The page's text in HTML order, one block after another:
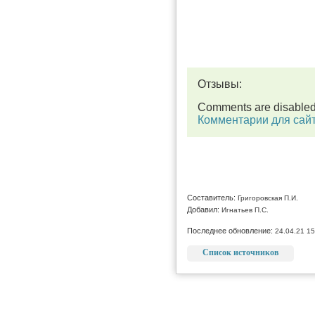
Отзывы:
Comments are disabled
Комментарии для
Составитель: Григоровская П.И.
Добавил: Игнатьев П.С.
Последнее обновление: 24.04.21
Список источников